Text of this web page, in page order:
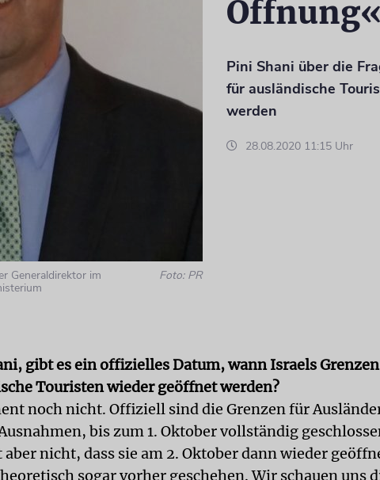
Generaldirektor im
Foto: PR
Öffnung«
Pini Shani über die
für ausländische
werden
28.08.2020 11:15 Uhr
gibt es ein offizielles Datum, wann Israels
Touristen wieder geöffnet werden?
noch nicht. Offiziell sind die Grenzen für
bis zum 1. Oktober vollständig
aber nicht, dass sie am 2. Oktober dann wieder
sogar vorher geschehen. Wir schauen uns